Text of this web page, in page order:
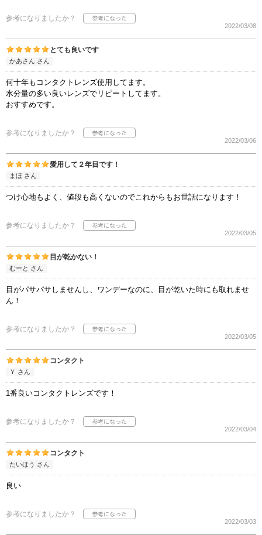
参考になりましたか？
2022/03/08
とても良いです
かあさん さん
何十年もコンタクトレンズ使用してます。
水分量の多い良いレンズでリピートしてます。
おすすめです。
参考になりましたか？
2022/03/06
愛用して２年目です！
まほ さん
つけ心地もよく、値段も高くないのでこれからもお世話になります！
参考になりましたか？
2022/03/05
目が乾かない！
むーと さん
目がパサパサしませんし、ワンデーなのに、目が乾いた時にも取れませ
ん！
参考になりましたか？
2022/03/05
コンタクト
Ｙ さん
1番良いコンタクトレンズです！
参考になりましたか？
2022/03/04
コンタクト
たいほう さん
良い
参考になりましたか？
2022/03/03